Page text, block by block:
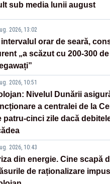
sub media lunii august
2026, 13:02
orar de seară,
„a scăzut cu 200-300 de
2026, 10:51
Nivelul Dunării
a centralei de la
patru-cinci zile dacă
2026, 10:43
din energie. Cine scapă
de raționalizare